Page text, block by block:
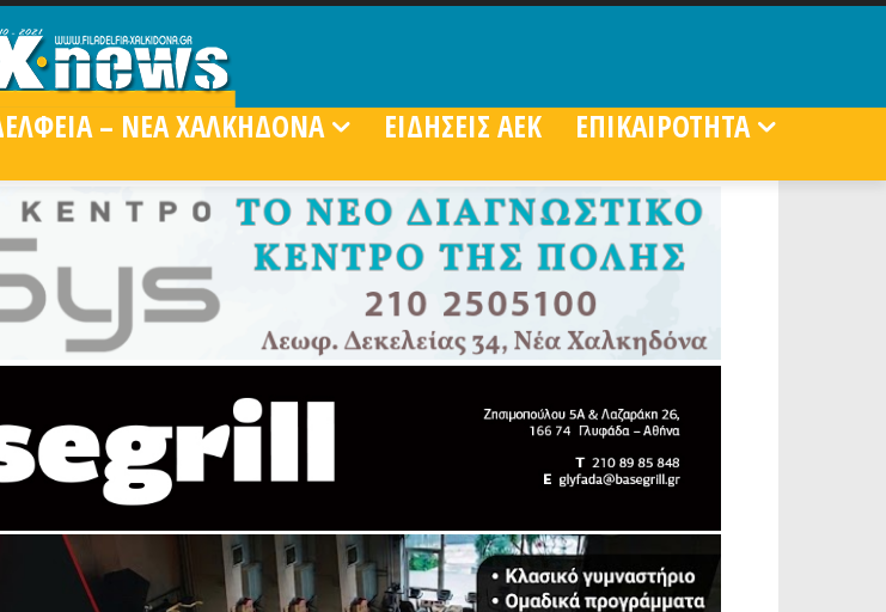
– ΝΕΑ ΧΑΛΚΗΔΟΝΑ ΕΙΔΗΣΕΙΣ ΑΕΚ
ΕΠΙΚΑΙΡΟΤΗΤΑ